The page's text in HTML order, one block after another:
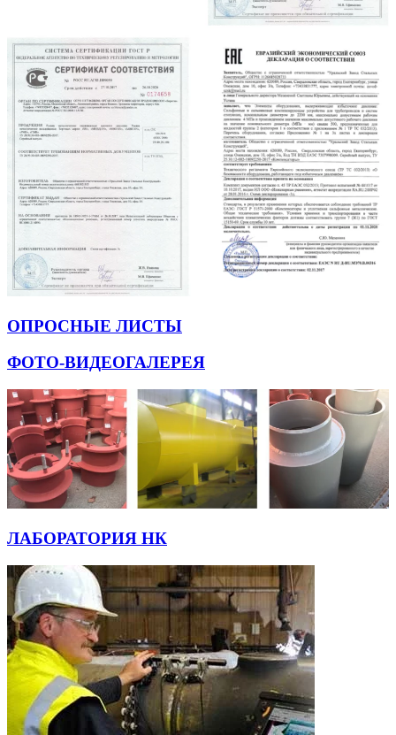
ОПРОСНЫЕ ЛИСТЫ
ФОТО-ВИДЕОГАЛЕРЕЯ
ЛАБОРАТОРИЯ НК